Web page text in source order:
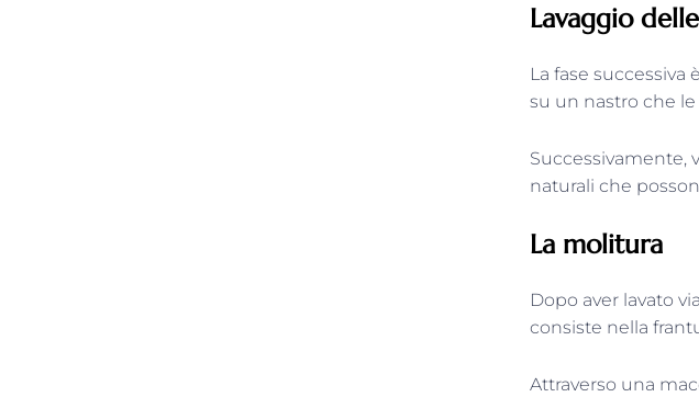
Lavaggio
La fase successiva
su un nastro che
Successivamente,
naturali che
La molitura
Dopo aver lavato
consiste nella
Attraverso una